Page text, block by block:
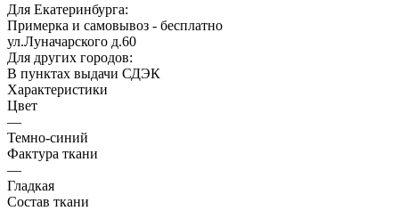
Для Екатеринбурга:
Примерка и самовывоз - бесплатно
ул.Луначарского д.60
Для других городов:
В пунктах выдачи СДЭК
Характеристики
Цвет
—
Темно-синий
Фактура ткани
—
Гладкая
Состав ткани